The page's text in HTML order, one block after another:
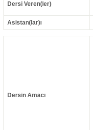
Dersi Veren(ler)
Asistan(lar)ı
Dersin Amacı